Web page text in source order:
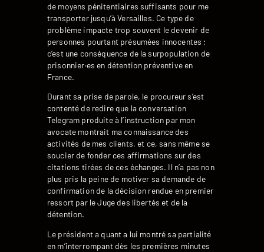
de moyens pénitentiaires suffisants pour me
transporter jusqu’à Versailles. Ce type de
problème impacte trop souvent le devenir de
personnes pourtant présumées innocentes ;
c’est une conséquence de la surpopulation de
prisonnier·es en détention préventive en
France.
Durant sa prise de parole, le procureur s’est
contenté de redire que la conversation
Telegram produite à l’instruction par mon
avocate montrait ma connaissance des
activités de mes clients, et ce, sans même se
soucier de fonder ces affirmations sur des
citations tirées de ces échanges. Il n’a pas non
plus pris la peine de motiver sa demande de
confirmation de la décision rendue en premier
ressort par le Juge des libertés et de la
détention.
Le président a quant a lui montré sa partialité
en m’interrompant dès les premières minutes